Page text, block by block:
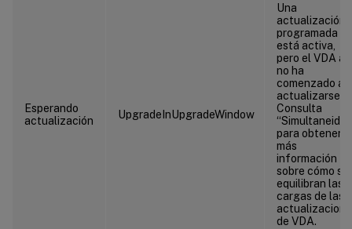
Esperando
actualización
UpgradeInUpgradeWindow
Una
actualización
programada
está activa,
pero el VDA
no ha
comenzado a
actualizarse.
Consulta
para obtener
más
información
sobre cómo se
equilibran las
cargas de las
de VDA.